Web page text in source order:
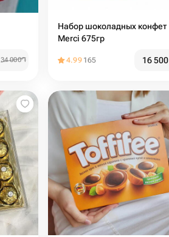
34 000֏
Набор шоколадных конфет
Merci 675гр
4.99 165 16 500